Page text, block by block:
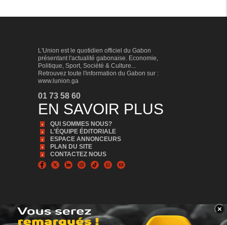
BANNER_BAS
×
L'Union est le quotidien officiel du Gabon
présentant l'actualité gabonaise. Economie,
Politique, Sport, Société & Culture...
Retrouvez toute l'information du Gabon sur :
www.lunion.ga
01 73 58 60
EN SAVOIR PLUS
QUI SOMMES NOUS?
L'ÉQUIPE ÉDITORIALE
ESPACE ANNONCEURS
PLAN DU SITE
CONTACTEZ NOUS
© Copyright 2024, Tous droits réservés | L'Union est édité par la Sonapresse